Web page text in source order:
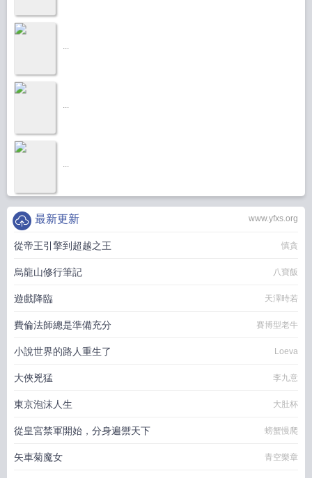
...
...
...
www.yfxs.org
最新更新
從帝王引擎到超越之王 慎貪
烏龍山修行筆記 八寶飯
遊戲降臨 天澤時若
費倫法師總是準備充分 賽博型老牛
小說世界的路人重生了 Loeva
大俠兇猛 李九意
東京泡沫人生 大肚杯
從皇宮禁軍開始，分身遍禦天下 螃蟹慢爬
矢車菊魔女 青空樂章